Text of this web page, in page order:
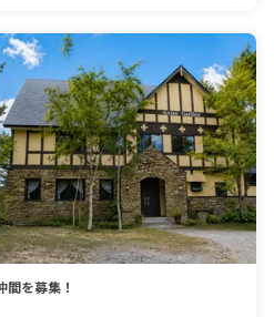
を募集！